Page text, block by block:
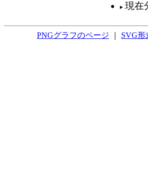
現在
PNGグラフのページ SVG形